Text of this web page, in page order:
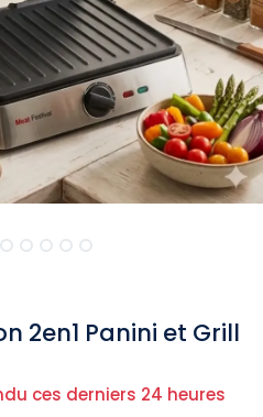
2en1 Panini et Grill
ces derniers 24 heures